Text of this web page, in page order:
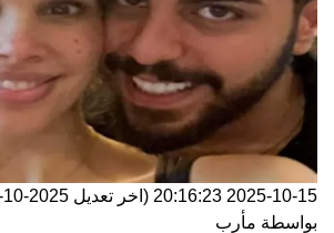
2025-10-15 20:16:23 (اخر تعديل 2025-10-15 20:16:23
بواسطة مأرب